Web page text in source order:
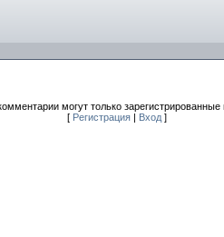
могут только зарегистрированные
[ Регистрация Вход ]